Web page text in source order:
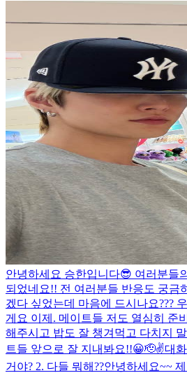
안녕하세요 승한입니다😎 여러분들
되었네요!! 전 여러분들 반응도 궁금
겠다 싶었는데 마음에 드시나요???
게요 이제. 메이트들 저도 열심히 준
해주시고 밥도 잘 챙겨먹고 다치지
트들 앞으로 잘 지내봐요!!😀🫡✌️대
거야? 2. 다들 뭐해??안녕하세요~~